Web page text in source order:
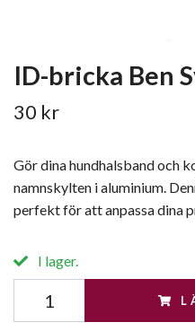
ID-bricka Ben
30 kr
Gör dina hundhalsband och
namnskylten i aluminium.
perfekt för att anpassa dina
I lager.